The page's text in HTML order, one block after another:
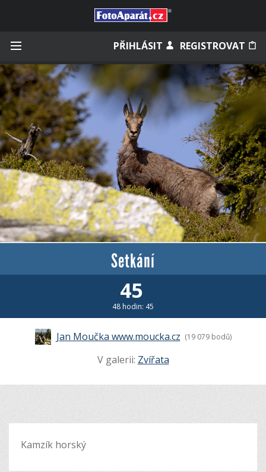
PŘIHLÁSIT REGISTROVAT
Zapamatovat
Zapomněli jste heslo?
Měli jste účet na starém webu?
Setkání
45
48 hodin: 45
Jan Moučka www.moucka.cz (19 079 bodů)
V galerii: Zvířata
Kamzík horský